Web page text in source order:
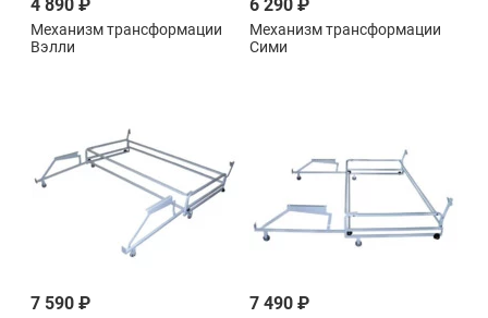
4 890 ₽
Механизм трансформации
Вэлли
6 290 ₽
Механизм трансформации
Сими
7 590 ₽ 7 490 ₽